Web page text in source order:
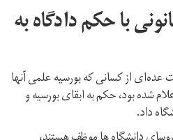
با حکم دادگاه به
از کسانی که بورسیه علمی آنها
شده بود، حکم به ابقای بورسیه و
داد.